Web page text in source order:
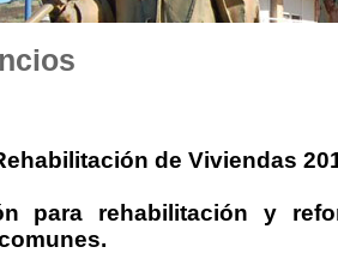
de Viviendas
para rehabilitación y